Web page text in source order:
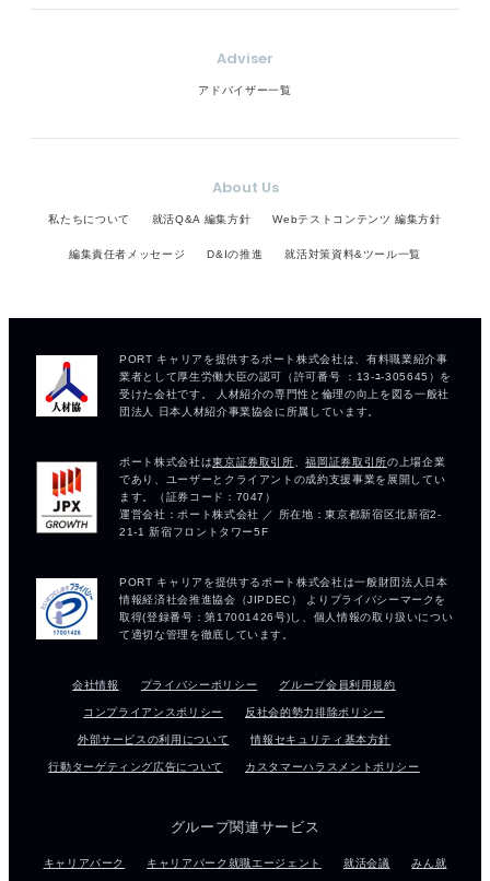
Adviser
アドバイザー一覧
About Us
私たちについて 就活Q&A 編集方針 Webテストコンテンツ 編集方針
編集責任者メッセージ D&Iの推進 就活対策資料&ツール一覧
会社情報 プライバシーポリシー グループ会員利用規約
コンプライアンスポリシー 反社会的勢力排除ポリシー
外部サービスの利用について 情報セキュリティ基本方針
行動ターゲティング広告について カスタマーハラスメントポリシー